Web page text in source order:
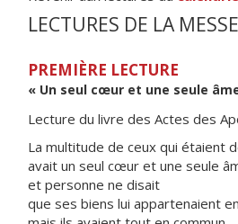
LECTURES DE LA MESSE
PREMIÈRE LECTURE
« Un seul cœur et une seule
Lecture du livre des Actes des
La multitude de ceux qui étaient
avait un seul cœur et une seule
et personne ne disait
que ses biens lui appartenaient